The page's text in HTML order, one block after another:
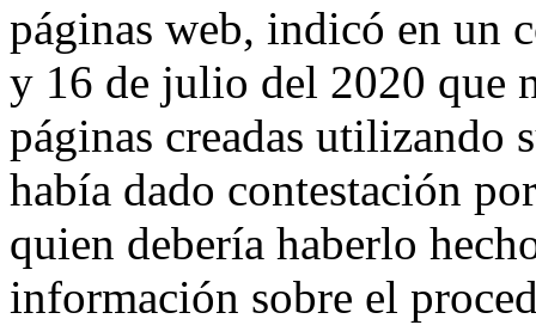
páginas web, indicó en un
y 16 de julio del 2020 que
páginas creadas utilizando
había dado contestación
quien debería haberlo
información sobre el